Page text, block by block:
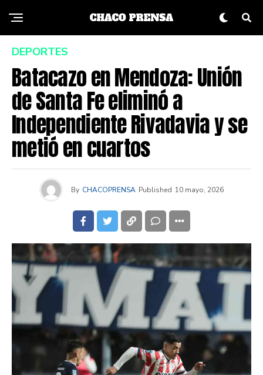
DEPORTES
Batacazo en Mendoza: Unión
de Santa Fe eliminó a
Independiente Rivadavia y se
metió en cuartos
By CHACOPRENSA Published 10 mayo, 2026